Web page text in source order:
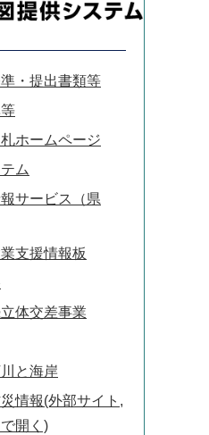
・提出書類等
ホームページ
ム
サービス（県
支援情報板
体交差事業
と海岸
情報(外部サイト,
開く)